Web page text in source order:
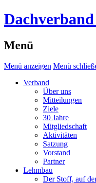
Menü
Menü anzeigen Menü
Verband
Über uns
Mitteilungen
Ziele
30 Jahre
Mitgliedschaft
Aktivitäten
Satzung
Vorstand
Partner
Lehmbau
Der Stoff, auf